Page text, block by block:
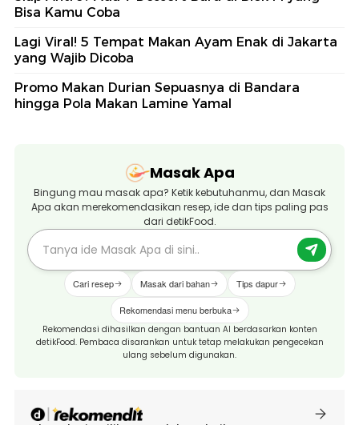
Bisa Kamu Coba
Lagi Viral! 5 Tempat Makan Ayam Enak di Jakarta
yang Wajib Dicoba
Promo Makan Durian Sepuasnya di Bandara
hingga Pola Makan Lamine Yamal
Masak Apa
Bingung mau masak apa? Ketik kebutuhanmu, dan Masak
Apa akan merekomendasikan resep, ide dan tips paling pas
dari detikFood.
Cari resep Masak dari bahan Tips dapur
Rekomendasi menu berbuka
Rekomendasi dihasilkan dengan bantuan AI berdasarkan konten
detikFood. Pembaca disarankan untuk tetap melakukan pengecekan
ulang sebelum digunakan.